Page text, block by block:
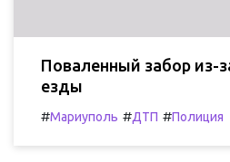
Поваленный забор из-
езды
#Мариуполь #ДТП #Полиция